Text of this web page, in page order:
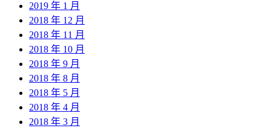
2019 年 1 月
2018 年 12 月
2018 年 11 月
2018 年 10 月
2018 年 9 月
2018 年 8 月
2018 年 5 月
2018 年 4 月
2018 年 3 月